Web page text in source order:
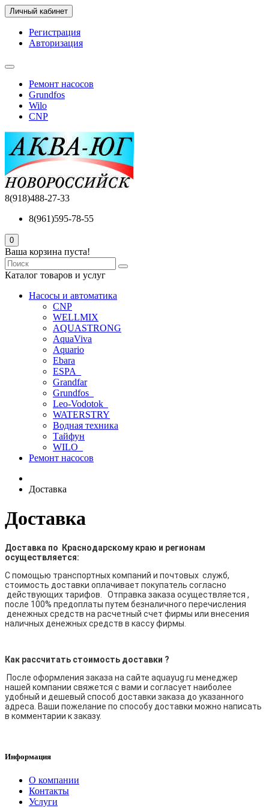
Личный кабинет
Регистрация
Авторизация
Ремонт насосов
Grundfos
Wilo
CNP
8(918)488-27-33
8(961)595-78-55
0
Ваша корзина пуста!
Каталог товаров и услуг
Насосы и автоматика
CNP
WELLMIX
AQUASTRONG
AquaViva
Aquario
Ebara
ESPA_
Grandfar
Grundfos_
Leo-Vodotok_
WATERSTRY
Водная техника
Тайфун
WILO_
Ремонт насосов
Доставка
Доставка
Доставка по Краснодарскому краю и регионам
осуществляется:
С помощью транспортных компаний и почтовых служб,
стоимость доставки оплачивает покупатель согласно
действующих тарифов. Отправка заказа осуществляется ,
после 100% предоплаты путем безналичного перечисления
денежных средств на расчетный счет фирмы или внесения
наличных денежных средств в кассу фирмы.
Как рассчитать стоимость доставки ?
После оформления заказа на сайте aquayug.ru менеджер
нашей компании свяжется с вами и согласует наиболее
удобный и дешевый способ доставки заказа до указанного
адреса. Ваши пожелание по способу доставки можно написать
в комментарии к заказу.
Информация
О компании
Контакты
Услуги